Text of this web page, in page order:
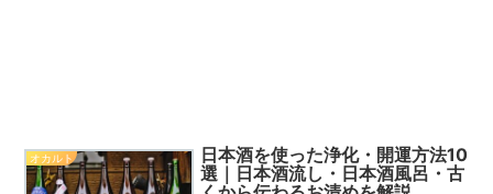
オカルト
日本酒を使った浄化・開運方法10
選｜日本酒流し・日本酒風呂・古